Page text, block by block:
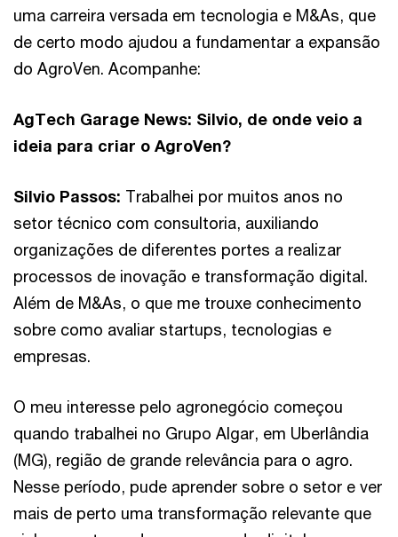
uma carreira versada em tecnologia e M&As, que
de certo modo ajudou a fundamentar a expansão
do AgroVen. Acompanhe:
AgTech Garage News: Silvio, de onde veio a
ideia para criar o AgroVen?
Silvio Passos: Trabalhei por muitos anos no
setor técnico com consultoria, auxiliando
organizações de diferentes portes a realizar
processos de inovação e transformação digital.
Além de M&As, o que me trouxe conhecimento
sobre como avaliar startups, tecnologias e
empresas.
O meu interesse pelo agronegócio começou
quando trabalhei no Grupo Algar, em Uberlândia
(MG), região de grande relevância para o agro.
Nesse período, pude aprender sobre o setor e ver
mais de perto uma transformação relevante que